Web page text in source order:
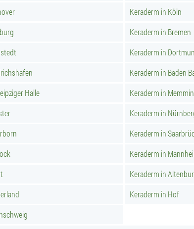
Keraderm in Köln
Keraderm in Bremen
Keraderm in
Keraderm in Baden
Halle
Keraderm in
Keraderm in
Keraderm in
Keraderm in
Keraderm in
Keraderm in Hof